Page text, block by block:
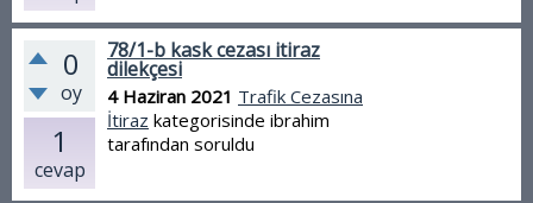
0
oy
1
cevap
78/1-b kask cezası itiraz
dilekçesi
4 Haziran 2021 Trafik Cezasına
İtiraz kategorisinde ibrahim
tarafından soruldu